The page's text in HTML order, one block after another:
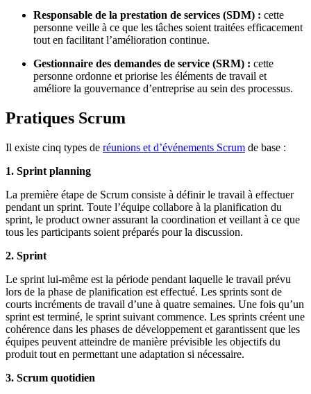
Responsable de la prestation de services (SDM) : cette
personne veille à ce que les tâches soient traitées efficacement
tout en facilitant l’amélioration continue.
Gestionnaire des demandes de service (SRM) : cette
personne ordonne et priorise les éléments de travail et
améliore la gouvernance d’entreprise au sein des processus.
Pratiques Scrum
Il existe cinq types de réunions et d’événements Scrum de base :
1. Sprint planning
La première étape de Scrum consiste à définir le travail à effectuer
pendant un sprint. Toute l’équipe collabore à la planification du
sprint, le product owner assurant la coordination et veillant à ce que
tous les participants soient préparés pour la discussion.
2. Sprint
Le sprint lui-même est la période pendant laquelle le travail prévu
lors de la phase de planification est effectué. Les sprints sont de
courts incréments de travail d’une à quatre semaines. Une fois qu’un
sprint est terminé, le sprint suivant commence. Les sprints créent une
cohérence dans les phases de développement et garantissent que les
équipes peuvent atteindre de manière prévisible les objectifs du
produit tout en permettant une adaptation si nécessaire.
3. Scrum quotidien